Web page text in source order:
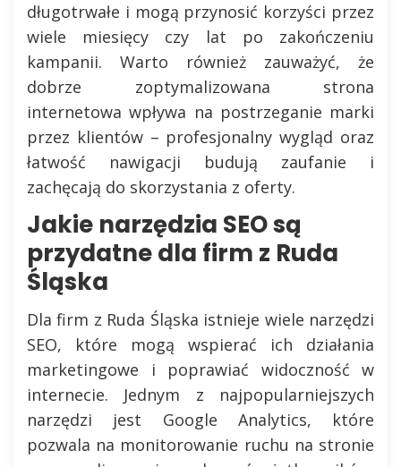
długotrwałe i mogą przynosić korzyści przez
wiele miesięcy czy lat po zakończeniu
kampanii. Warto również zauważyć, że
dobrze zoptymalizowana strona
internetowa wpływa na postrzeganie marki
przez klientów – profesjonalny wygląd oraz
łatwość nawigacji budują zaufanie i
zachęcają do skorzystania z oferty.
Jakie narzędzia SEO są
przydatne dla firm z Ruda
Śląska
Dla firm z Ruda Śląska istnieje wiele narzędzi
SEO, które mogą wspierać ich działania
marketingowe i poprawiać widoczność w
internecie. Jednym z najpopularniejszych
narzędzi jest Google Analytics, które
pozwala na monitorowanie ruchu na stronie